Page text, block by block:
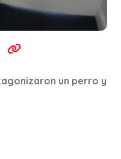
un perro y